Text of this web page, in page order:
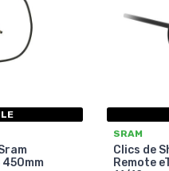
450mm
SRAM
Clics de
Remote